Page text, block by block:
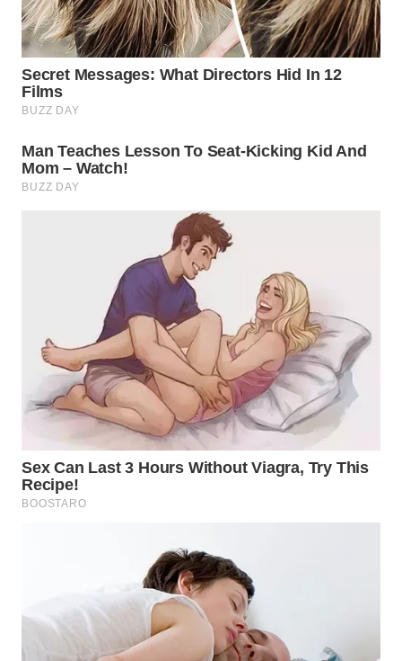
PAKPAK
WN
KARAWANG
BEKASI
WN
TAPANULI
UTARA
WN
WN
PADANG
LAWAS
WN